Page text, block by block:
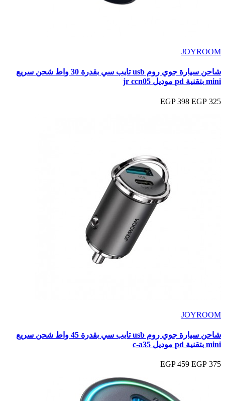
JOYROOM
شاحن سيارة جوي روم usb تايب سي بقدرة 30 واط شحن سريع
mini بتقنية pd موديل jr ccn05
325 EGP
398 EGP
JOYROOM
شاحن سيارة جوي روم usb تايب سي بقدرة 45 واط شحن سريع
mini بتقنية pd موديل c‑a35
375 EGP
459 EGP